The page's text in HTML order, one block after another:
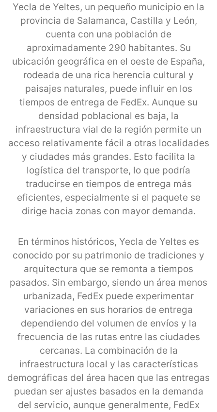
Yecla de Yeltes, un pequeño municipio en la
provincia de Salamanca, Castilla y León,
cuenta con una población de
aproximadamente 290 habitantes. Su
ubicación geográfica en el oeste de España,
rodeada de una rica herencia cultural y
paisajes naturales, puede influir en los
tiempos de entrega de FedEx. Aunque su
densidad poblacional es baja, la
infraestructura vial de la región permite un
acceso relativamente fácil a otras localidades
y ciudades más grandes. Esto facilita la
logística del transporte, lo que podría
traducirse en tiempos de entrega más
eficientes, especialmente si el paquete se
dirige hacia zonas con mayor demanda.
En términos históricos, Yecla de Yeltes es
conocido por su patrimonio de tradiciones y
arquitectura que se remonta a tiempos
pasados. Sin embargo, siendo un área menos
urbanizada, FedEx puede experimentar
variaciones en sus horarios de entrega
dependiendo del volumen de envíos y la
frecuencia de las rutas entre las ciudades
cercanas. La combinación de la
infraestructura local y las características
demográficas del área hacen que las entregas
puedan ser ajustes basados en la demanda
del servicio, aunque generalmente, FedEx